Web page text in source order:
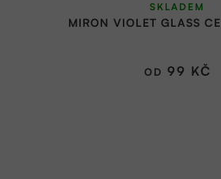
MIRON VIOLET GLASS
SKLADEM
OD 99 KČ